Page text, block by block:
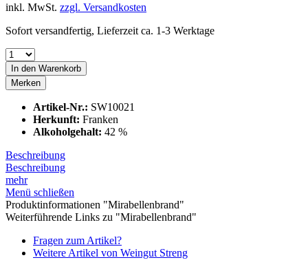
inkl. MwSt. zzgl. Versandkosten
Sofort versandfertig, Lieferzeit ca. 1-3 Werktage
In den Warenkorb
Merken
Artikel-Nr.: SW10021
Herkunft: Franken
Alkoholgehalt: 42 %
Beschreibung
Beschreibung
mehr
Menü schließen
Produktinformationen "Mirabellenbrand"
Weiterführende Links zu "Mirabellenbrand"
Fragen zum Artikel?
Weitere Artikel von Weingut Streng